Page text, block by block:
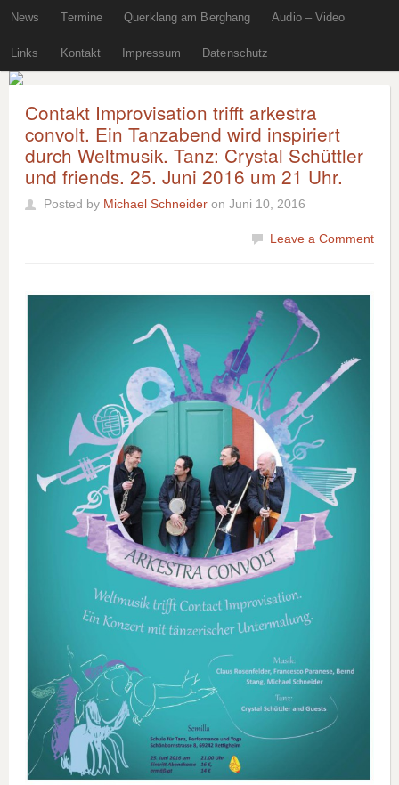
News Termine Querklang am Berghang Audio – Video
Links Kontakt Impressum Datenschutz
Contakt Improvisation trifft arkestra
convolt. Ein Tanzabend wird inspiriert
durch Weltmusik. Tanz: Crystal Schüttler
und friends. 25. Juni 2016 um 21 Uhr.
Posted by Michael Schneider on Juni 10, 2016
Leave a Comment